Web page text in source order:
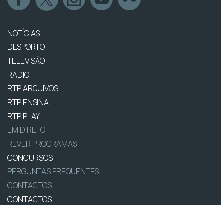
NOTÍCIAS
DESPORTO
TELEVISÃO
RÁDIO
RTP ARQUIVOS
RTP ENSINA
RTP PLAY
EM DIRETO
REVER PROGRAMAS
CONCURSOS
PERGUNTAS FREQUENTES
CONTACTOS
CONTACTOS